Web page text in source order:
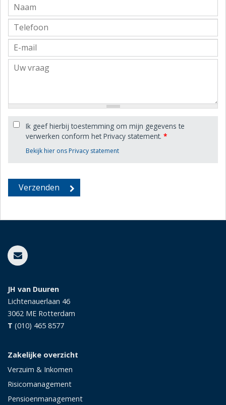
Ik geef hierbij toestemming om mijn gegevens te
verwerken conform het Privacy statement. *
Bekijk hier ons Privacy statement
JH van Duuren
Lichtenauerlaan 46
3062 ME Rotterdam
T (010) 465 8577
Zakelijke overzicht
Verzuim & Inkomen
Risicomanagement
Pensioenmanagement